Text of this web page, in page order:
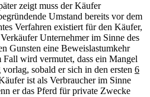
zeigt muss der Käufer
Umstand bereits vor dem
Verfahren existiert für den Käufer,
Unternehmer im Sinne des
Gunsten eine Beweislastumkehr
wird vermutet, dass ein Mangel
sobald er sich in den ersten 6
ist als Verbraucher im Sinne
er das Pferd für private Zwecke